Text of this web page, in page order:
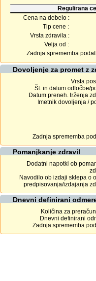
Regulirana
Cena na debelo :
Tip cene :
Vrsta zdravila :
Velja od :
Zadnja sprememba
Dovoljenje za promet z
Vrsta
Št. in datum odločbe/
Datum preneh. trženja
Imetnik dovoljenja /
Zadnja sprememba
Pomanjkanje zdravil
Dodatni napotki ob
Navodilo ob izdaji sklepa o
predpisovanja/izdajanja
Dnevni definirani
Količina za
Dnevni definirani
Zadnja sprememba